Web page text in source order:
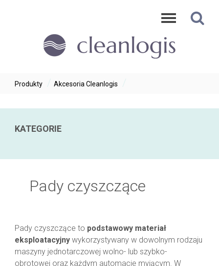
Produkty / Akcesoria Cleanlogis /
KATEGORIE
Automaty czyszczące Cleanlogis
Zamiatarki Cleanlogis
Akcesoria Cleanlogis
Do automatów czyszczących
Pady czyszczące
Pady czyszczące to podstawowy materiał
eksploatacyjny wykorzystywany w dowolnym rodzaju
maszyny jednotarczowej wolno- lub szybko-
obrotowej oraz każdym automacie myjącym. W